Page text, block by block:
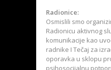
Radionice:
Osmislili smo
Radionicu aktivnog
komunikacije kao
radnike I Tečaj za
oporavka u sklopu
psihosocijalnu